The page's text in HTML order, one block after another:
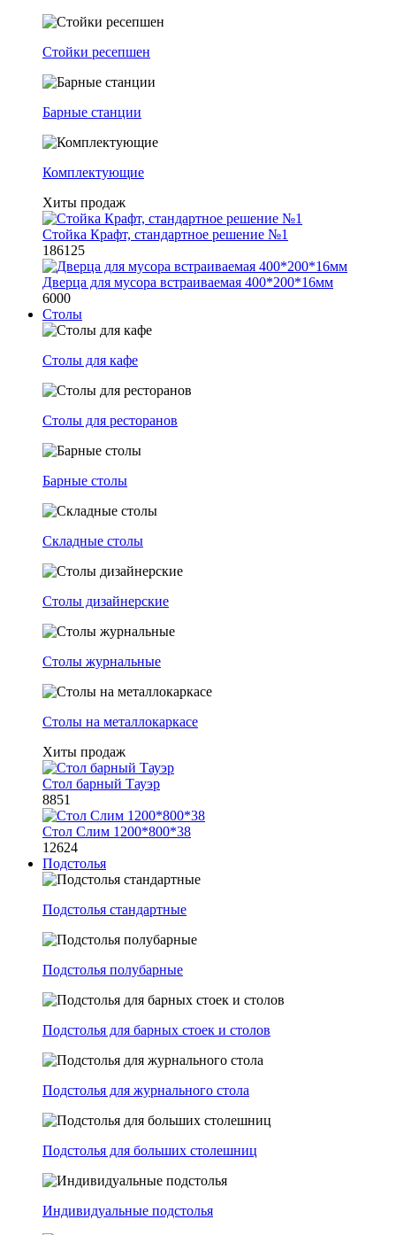
Стойки ресепшен
Барные станции
Комплектующие
Хиты продаж
Стойка Крафт, стандартное решение №1
186125
Дверца для мусора встраиваемая 400*200*16мм
6000
Столы
Столы для кафе
Столы для ресторанов
Барные столы
Складные столы
Столы дизайнерские
Столы журнальные
Столы на металлокаркасе
Хиты продаж
Стол барный Тауэр
8851
Стол Слим 1200*800*38
12624
Подстолья
Подстолья стандартные
Подстолья полубарные
Подстолья для барных стоек и столов
Подстолья для журнального стола
Подстолья для больших столешниц
Индивидуальные подстолья